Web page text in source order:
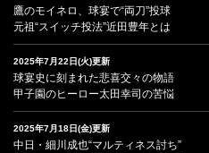
鷹のモイネロ、球宴で“両刀”投球
元祖“スイッチ投法”近田豊年とは
2025年7月22日(火)更新
球宴史に刻まれた悲喜交々の物語
甲子園のヒーロー太田幸司の苦悩
2025年7月18日(金)更新
中日・細川成也“マルティネス討ち”